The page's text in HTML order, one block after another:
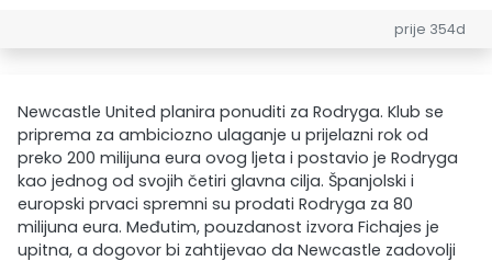
prije 354d
Newcastle United planira ponuditi za Rodryga. Klub se
priprema za ambiciozno ulaganje u prijelazni rok od
preko 200 milijuna eura ovog ljeta i postavio je Rodryga
kao jednog od svojih četiri glavna cilja. Španjolski i
europski prvaci spremni su prodati Rodryga za 80
milijuna eura. Međutim, pouzdanost izvora Fichajes je
upitna, a dogovor bi zahtijevao da Newcastle zadovolji